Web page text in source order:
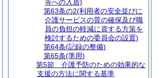
等への入居)
第63条の2(利用者の安全並びに
介護サービスの質の確保及び職
員の負担の軽減に資する方策を
検討するための委員会の設置)
第64条(記録の整備)
第65条(準用)
第5節
介護予防のための効果的な
支援の方法に関する基準